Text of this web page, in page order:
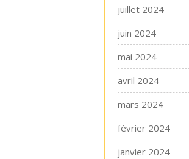
juillet 2024
juin 2024
mai 2024
avril 2024
mars 2024
février 2024
janvier 2024